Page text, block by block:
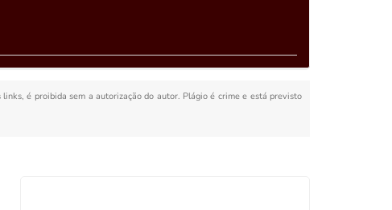
é proibida sem a autorização do autor. Plágio é crime e está previsto